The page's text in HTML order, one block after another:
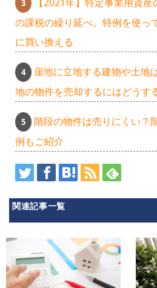
の課税の繰り延べ。特例を使っ
に買い換える
崖地に立地する建物や土地
地の物件を売却するにはどうす
階段の物件は売りにくい？
例もご紹介
関連記事一覧